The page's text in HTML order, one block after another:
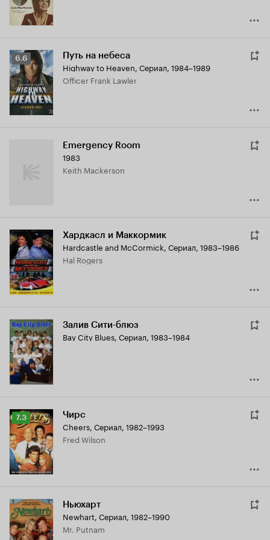
Рейтинг
Кинопоиска
6.6
6.6 Путь на небеса
Highway to Heaven, Сериал, 1984–1989
Officer Frank Lawler
Emergency Room
1983
Keith Mackerson
Хардкасл и Маккормик
Hardcastle and McCormick, Сериал, 1983–1986
Hal Rogers
Залив Сити-блюз
Bay City Blues, Сериал, 1983–1984
Рейтинг
Кинопоиска
7.3
7.3 Чирс
Cheers, Сериал, 1982–1993
Fred Wilson
Ньюхарт
Newhart, Сериал, 1982–1990
Mr. Putnam